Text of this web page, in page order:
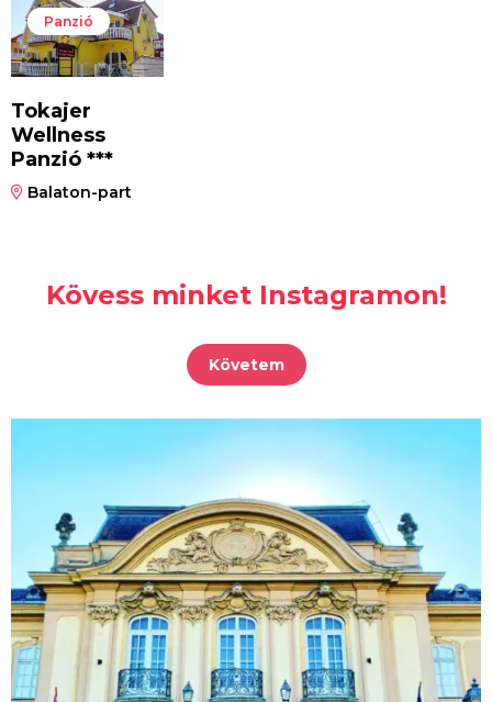
Panzió
Tokajer
Wellness
Panzió ***
Balaton-part
Kövess minket Instagramon!
Követem